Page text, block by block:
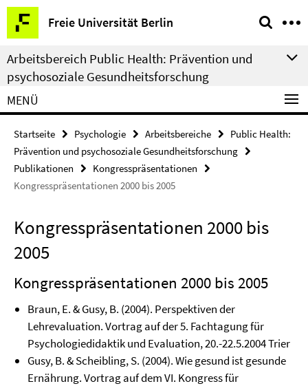
Springe
direkt
zu
Inhalt
Freie Universität Berlin
Service-
Navigation
Arbeitsbereich Public Health: Prävention und
psychosoziale Gesundheitsforschung
MENÜ
Startseite Psychologie Arbeitsbereiche
Public Health:
Prävention und psychosoziale Gesundheitsforschung
Publikationen
Kongresspräsentationen
Kongresspräsentationen 2000 bis 2005
Kongresspräsentationen 2000 bis
2005
Kongresspräsentationen 2000 bis 2005
Braun, E. & Gusy, B. (2004). Perspektiven der
Lehrevaluation. Vortrag auf der 5. Fachtagung für
Psychologiedidaktik und Evaluation, 20.-22.5.2004 Trier
Gusy, B. & Scheibling, S. (2004). Wie gesund ist gesunde
Ernährung. Vortrag auf dem VI. Kongress für